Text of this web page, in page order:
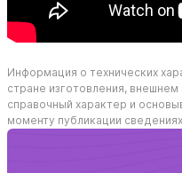
Информация о технических
стране изготовления,
справочный характер и
моменту публикации сведениях